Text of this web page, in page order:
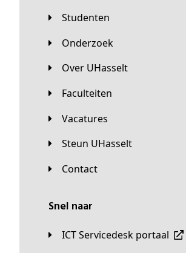
Studenten
Onderzoek
Over UHasselt
Faculteiten
Vacatures
Steun UHasselt
Contact
Snel naar
ICT Servicedesk portaal